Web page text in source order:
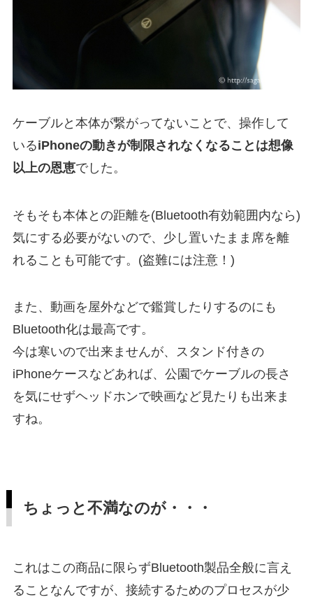
ケーブルと本体が繋がってないことで、操作して
いるiPhoneの動きが制限されなくなることは想像
以上の恩恵でした。
そもそも本体との距離を(Bluetooth有効範囲内なら)
気にする必要がないので、少し置いたまま席を離
れることも可能です。(盗難には注意！)
また、動画を屋外などで鑑賞したりするのにも
Bluetooth化は最高です。
今は寒いので出来ませんが、スタンド付きの
iPhoneケースなどあれば、公園でケーブルの長さ
を気にせずヘッドホンで映画など見たりも出来ま
すね。
ちょっと不満なのが・・・
これはこの商品に限らずBluetooth製品全般に言え
ることなんですが、接続するためのプロセスが少